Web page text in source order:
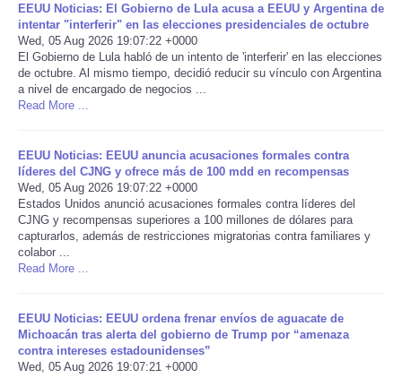
Portada de Noticias
America Latina
Ciencia
EEUU
Especiales
Negocios
Salud
EEUU Noticias: El Gobierno de Lula acusa a EEUU y Argentina de
intentar "interferir" en las elecciones presidenciales de octubre
Wed, 05 Aug 2026 19:07:22 +0000
El Gobierno de Lula habló de un intento de 'interferir' en las elecciones
de octubre. Al mismo tiempo, decidió reducir su vínculo con Argentina
a nivel de encargado de negocios ...
Read More ...
EEUU Noticias: EEUU anuncia acusaciones formales contra
líderes del CJNG y ofrece más de 100 mdd en recompensas
Wed, 05 Aug 2026 19:07:22 +0000
Estados Unidos anunció acusaciones formales contra líderes del
CJNG y recompensas superiores a 100 millones de dólares para
capturarlos, además de restricciones migratorias contra familiares y
colabor ...
Read More ...
EEUU Noticias: EEUU ordena frenar envíos de aguacate de
Michoacán tras alerta del gobierno de Trump por “amenaza
contra intereses estadounidenses”
Wed, 05 Aug 2026 19:07:21 +0000